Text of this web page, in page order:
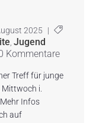
2025 |
Jugend
Kommentare
Treff für junge
i.
Infos
auf